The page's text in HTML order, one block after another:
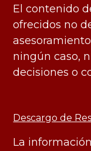
El contenido
ofrecidos no
ningún caso,
decisiones o
Descargo de
La